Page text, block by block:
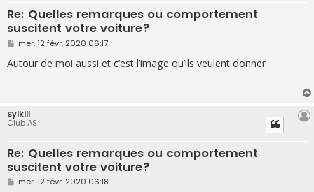
Re: Quelles remarques ou comportement
suscitent votre voiture?
M
s
s
mer. 12 févr. 2020 06:17
Autour de moi aussi et c’est l’image qu’ils veulent donner
Sylkill
Club AS
Re: Quelles remarques ou comportement
suscitent votre voiture?
M
mer. 12 févr. 2020 06:18